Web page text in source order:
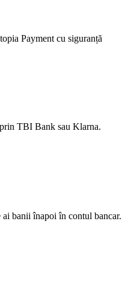
Payment cu siguranță
prin TBI Bank sau Klarna.
ai banii înapoi în contul bancar.